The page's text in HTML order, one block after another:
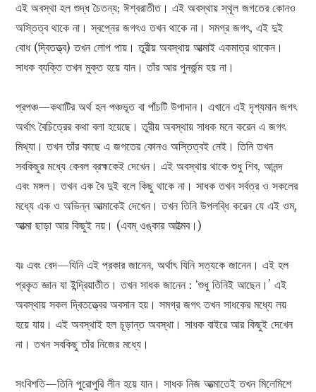
এই অবস্থা হল শুদ্ধ চৈতন্য; ঈশ্বরাতীত। এই অবস্থায় স্থূল জগতের কোনও
অস্তিত্ব থাকে না। স্বপ্নের জগৎও তখন থাকে না। সমগ্র জগৎ, এই দুই
বোধ (দ্বিতত্ত্ব) তখন লোপ পায়। তুরীয় অবস্থায় আত্মাই একমাত্র থাকেন।
সাধক ব্যক্তি তখন মুক্ত হয়ে যান। তাঁর আর পুনর্জন্ম হয় না।
প্রপঞ্চ—কথাটির অর্থ হল পঞ্চভূত বা পাঁচটি উপাদান। এখানে এই দৃশ্যমান জগৎ
অর্থাৎ বৈচিত্রের কথা বলা হয়েছে। তুরীয় অবস্থায় সাধক মনে করেন এ জগৎ
মিথ্যা। তখন তাঁর কাছে এ জগতের কোনও অস্তিত্বই নেই। তিনি তখন
সবকিছুর মধ্যে কেবল ব্রহ্মকেই দেখেন। এই অবস্থায় থাকে শুধু শিব, আনন্দ
এবং মঙ্গল। তখন এক বৈ দুই বলে কিছু থাকে না। সাধক তখন সর্বত্র ও সকলের
মধ্যে এক ও অভিন্ন আত্মাকেই দেখেন। তখন তিনি উপলব্ধি করেন যে এই ওম্‌,
আত্মা ছাড়া আর কিছুই নয়। (এবম্ ওঙ্কার আত্মৈব।)
যঃ এবং বেদ—যিনি এই প্রকার জানেন, অর্থাৎ যিনি সত্যকে জানেন। এই হল
প্রকৃত জ্ঞান যা ইন্দ্রিয়াতীত। তখন সাধক জানেন : ‘শুধু তিনিই আছেন।’ এই
অবস্থায় সকল দ্বিতত্ত্বের অবসান হয়। সমগ্র জগৎ তখন সাধকের মধ্যে লয়
হয়ে যায়। এই অবস্থাই হল চূড়ান্ত অবস্থা। সাধক বাইরে আর কিছুই দেখেন
না। তখন সবকিছু তাঁর নিজের মধ্যে।
সংবিশতি—তিনি পুরোপুরি লীন হয়ে যান। সাধক নিজ আত্মাতেই তখন মিলেমিশে